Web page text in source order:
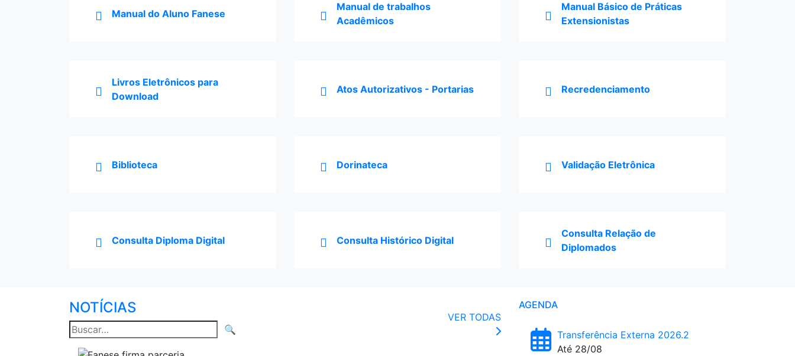
Manual do Aluno Fanese
Manual de trabalhos
Acadêmicos
Manual Básico de Práticas
Extensionistas
Livros Eletrônicos para
Download
Atos Autorizativos - Portarias Recredenciamento
Biblioteca Dorinateca Validação Eletrônica
Consulta Diploma Digital Consulta Histórico Digital
Consulta Relação de
Diplomados
NOTÍCIAS
Pesquisar
por:
🔍
VER TODAS
AGENDA
Transferência Externa 2026.2
Até 28/08